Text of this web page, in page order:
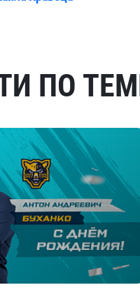
ПО